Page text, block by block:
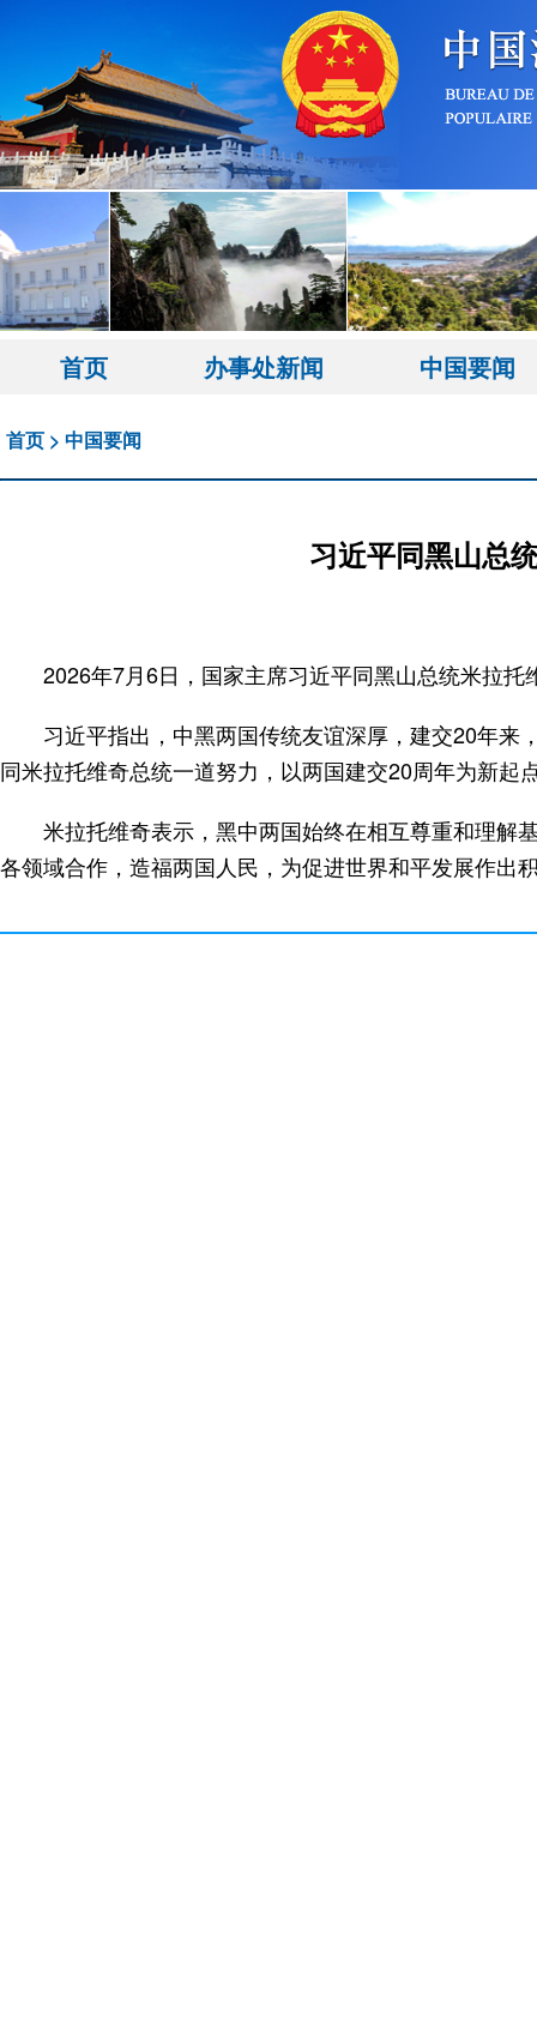
首页 办事处新闻 中国要闻
首页 > 中国要闻
习近平同黑山总
2026年7月6日，国家主席习近平同黑山总统米拉
习近平指出，中黑两国传统友谊深厚，建交20年
同米拉托维奇总统一道努力，以两国建交20周年为新
米拉托维奇表示，黑中两国始终在相互尊重和理解
各领域合作，造福两国人民，为促进世界和平发展作出